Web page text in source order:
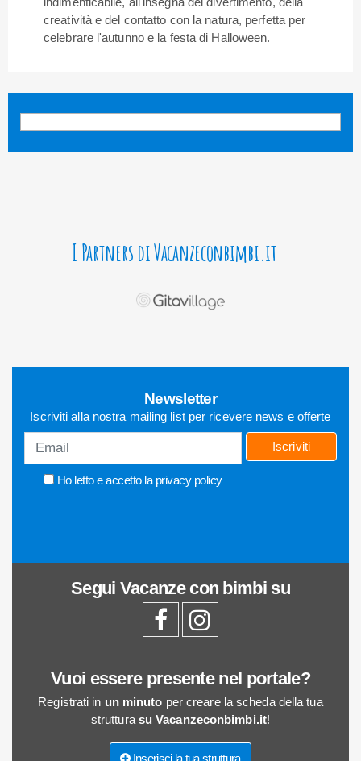
creatività e del contatto con la natura, perfetta per
celebrare l'autunno e la festa di Halloween.
I Partners di Vacanzeconbimbi.it
Newsletter
Iscriviti alla nostra mailing list per ricevere news e offerte
Ho letto e accetto la privacy policy
Iscriviti
Segui Vacanze con bimbi su
Vuoi essere presente nel portale?
Registrati in un minuto per creare la scheda della tua
struttura su Vacanzeconbimbi.it!
Inserisci la tua struttura